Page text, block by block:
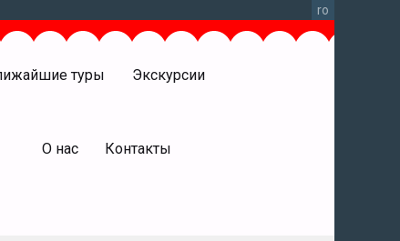
ro
туры Экскурсии
О нас Контакты